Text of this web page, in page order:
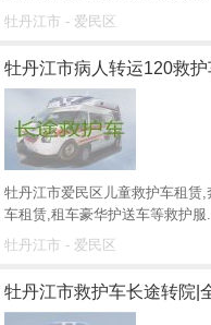
牡丹江市 - 爱民区
牡丹江市病人转运120救
牡丹江市爱民区儿童救护车租赁
车租赁,租车豪华护送车等救护服
牡丹江市 - 爱民区
牡丹江市救护车长途转院|